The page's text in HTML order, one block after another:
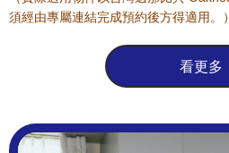
須經由專屬連結完成預約後方得適用。）
看更多